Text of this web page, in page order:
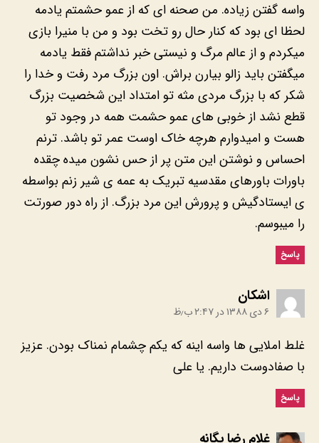
واسه گفتن زیاده. من صحنه ای که از عمو حشمتم یادمه
لحظا ای بود که کنار حال رو تخت بود و من با منیرا بازی
میکردم و از عالم مرگ و نیستی خبر نداشتم فقط یادمه
میگفتن باید زالو بیارن براش. اون بزرگ مرد رفت و خدا را
شکر که با بزرگ مردی مثه تو امتداد این شخصیت بزرگ
قطع نشد از خوبی های عمو حشمت همه در وجود تو
هست و امیدوارم هرچه خاک اوست عمر تو باشد. ترنم
احساس و نوشتن این متن پر از حس نشون میده چقده
باورات باورهای مقدسیه تبریک به عمه ی شیر زنم بواسطه
ی ایستادگیش و پرورش این مرد بزرگ. از راه دور صورتت
را میبوسم.
پاسخ
۶ دی ۱۳۸۸ در ۲:۴۷ ب٫ظ
غلط املایی ها واسه اینه که یکم چشمام نمناک بودن. عزیز
با صفادوست داریم. یا علی
پاسخ